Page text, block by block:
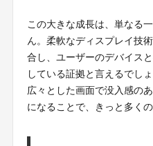
この大きな成長は、単なる
ん。柔軟なディスプレイ技
合し、ユーザーのデバイス
している証拠と言えるでし
広々とした画面で没入感の
になることで、きっと多く